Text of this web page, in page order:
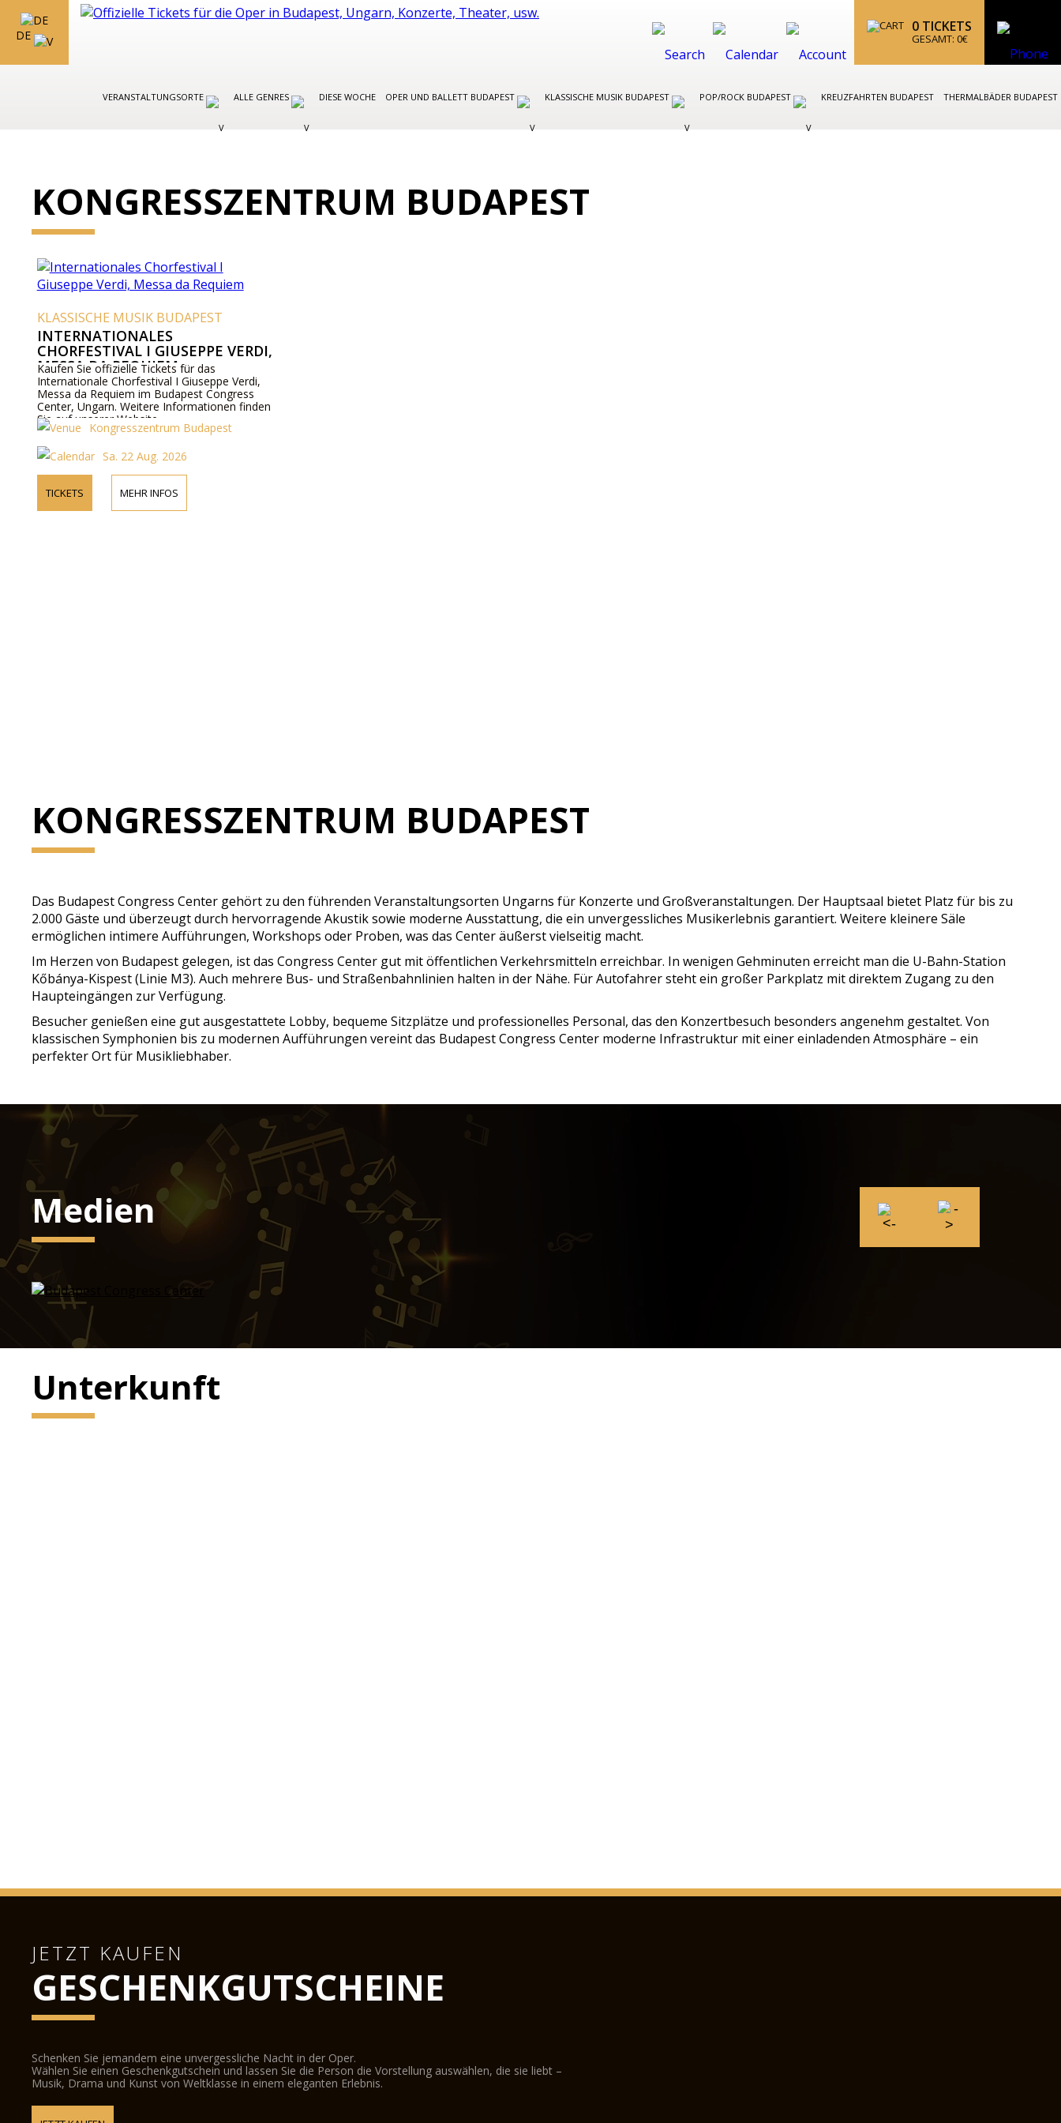
DE
0 TICKETS
GESAMT: 0€
VERANSTALTUNGSORTE ALLE GENRES DIESE WOCHE OPER UND BALLETT BUDAPEST KLASSISCHE MUSIK BUDAPEST POP/ROCK BUDAPEST KREUZFAHRTEN BUDAPEST THERMALBÄDER BUDAPEST
KONGRESSZENTRUM BUDAPEST
KLASSISCHE MUSIK BUDAPEST
INTERNATIONALES
CHORFESTIVAL I GIUSEPPE VERDI,
MESSA DA REQUIEM
Kaufen Sie offizielle Tickets für das
Internationale Chorfestival I Giuseppe Verdi,
Messa da Requiem im Budapest Congress
Center, Ungarn. Weitere Informationen finden
Sie auf unserer Website.
Kongresszentrum Budapest
Sa. 22 Aug. 2026
TICKETS MEHR INFOS
KONGRESSZENTRUM BUDAPEST
Das Budapest Congress Center gehört zu den führenden Veranstaltungsorten Ungarns für Konzerte und Großveranstaltungen. Der Hauptsaal bietet Platz für bis zu
2.000 Gäste und überzeugt durch hervorragende Akustik sowie moderne Ausstattung, die ein unvergessliches Musikerlebnis garantiert. Weitere kleinere Säle
ermöglichen intimere Aufführungen, Workshops oder Proben, was das Center äußerst vielseitig macht.
Im Herzen von Budapest gelegen, ist das Congress Center gut mit öffentlichen Verkehrsmitteln erreichbar. In wenigen Gehminuten erreicht man die U-Bahn-Station
Kőbánya-Kispest (Linie M3). Auch mehrere Bus- und Straßenbahnlinien halten in der Nähe. Für Autofahrer steht ein großer Parkplatz mit direktem Zugang zu den
Haupteingängen zur Verfügung.
Besucher genießen eine gut ausgestattete Lobby, bequeme Sitzplätze und professionelles Personal, das den Konzertbesuch besonders angenehm gestaltet. Von
klassischen Symphonien bis zu modernen Aufführungen vereint das Budapest Congress Center moderne Infrastruktur mit einer einladenden Atmosphäre – ein
perfekter Ort für Musikliebhaber.
Medien
Unterkunft
JETZT KAUFEN
GESCHENKGUTSCHEINE
Schenken Sie jemandem eine unvergessliche Nacht in der Oper.
Wählen Sie einen Geschenkgutschein und lassen Sie die Person die Vorstellung auswählen, die sie liebt –
Musik, Drama und Kunst von Weltklasse in einem eleganten Erlebnis.